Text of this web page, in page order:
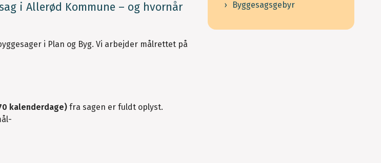
i Allerød Kommune – og hvornår
i Plan og Byg. Vi arbejder målrettet på
kalenderdage) fra sagen er fuldt oplyst.
Byggesagsgebyr